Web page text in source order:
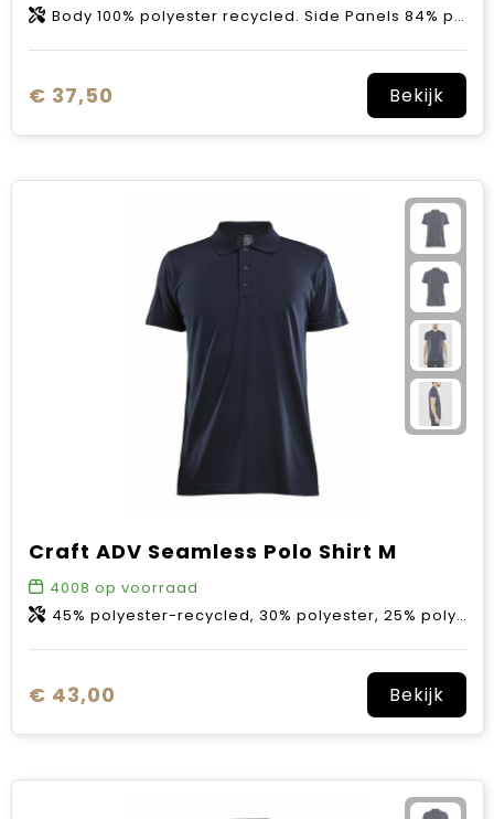
Body 100% polyester recycled. Side Panels 84% polyester recycled 6% polyester 10% elastane.
€ 37,50 Bekijk
Craft ADV Seamless Polo Shirt M
4008 op voorraad
45% polyester-recycled, 30% polyester, 25% polyamide.
€ 43,00 Bekijk